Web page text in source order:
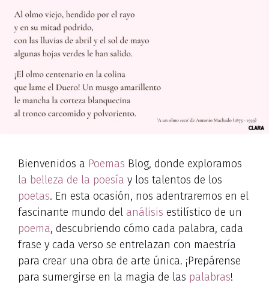
Bienvenidos a Poemas Blog, donde exploramos
la belleza de la poesía y los talentos de los
poetas. En esta ocasión, nos adentraremos en el
fascinante mundo del análisis estilístico de un
poema, descubriendo cómo cada palabra, cada
frase y cada verso se entrelazan con maestría
para crear una obra de arte única. ¡Prepárense
para sumergirse en la magia de las palabras!